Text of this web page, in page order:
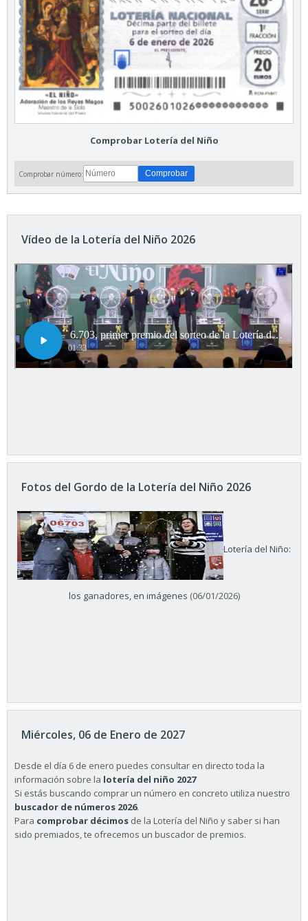
Comprobar Lotería del Niño
Comprobar número:
Vídeo de la Lotería del Niño 2026
Fotos del Gordo de la Lotería del Niño 2026
Lotería del Niño:
los ganadores, en imágenes (06/01/2026)
Miércoles, 06 de Enero de 2027
Desde el día 6 de enero puedes consultar en directo toda la
información sobre la lotería del niño 2027
Si estás buscando comprar un número en concreto utiliza nuestro
buscador de números 2026.
Para comprobar décimos de la Lotería del Niño y saber si han
sido premiados, te ofrecemos un buscador de premios.